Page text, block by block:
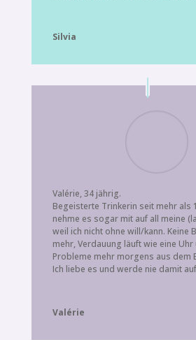
Silvia
Valérie, 34 jährig.
Begeisterte Trinkerin seit mehr als
nehme es sogar mit auf all meine
weil ich nicht ohne will/kann. Keine
mehr, Verdauung läuft wie eine Uhr
Probleme mehr morgens aus dem
Ich liebe es und werde nie damit
Valérie